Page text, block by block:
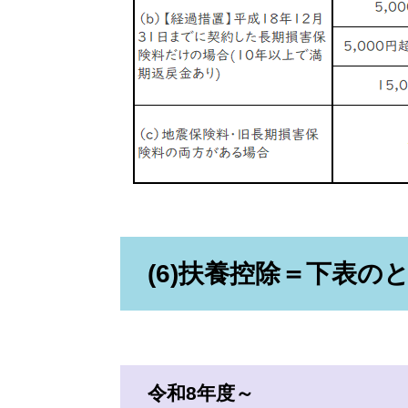
(6)扶養控除＝下表の
令和8年度～